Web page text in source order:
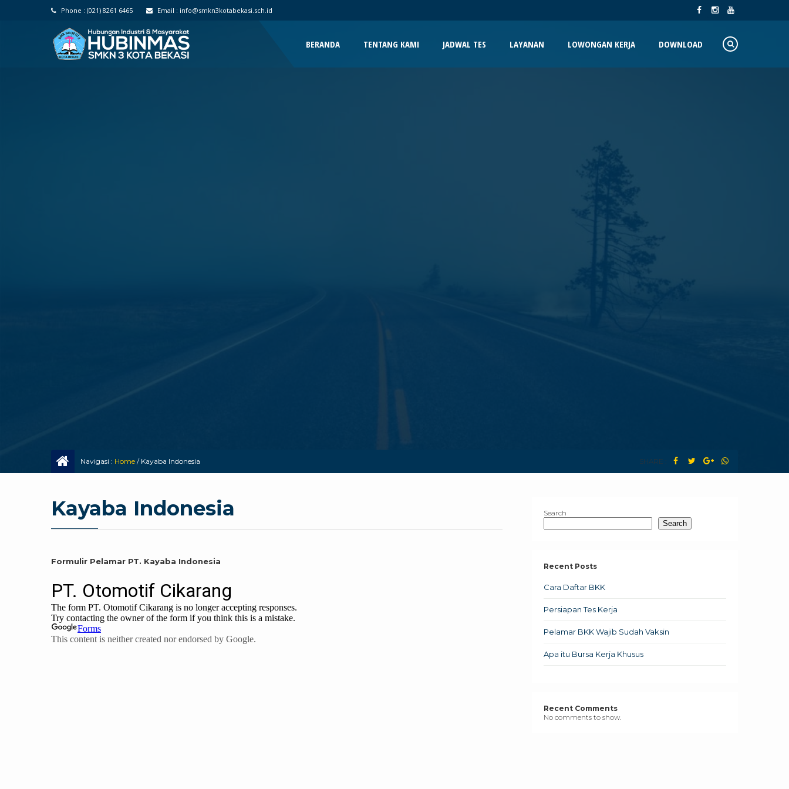
Phone : (021) 8261 6465 Email : info@smkn3kotabekasi.sch.id
BERANDA TENTANG KAMI JADWAL TES LAYANAN LOWONGAN KERJA DOWNLOAD
Navigasi : Home / Kayaba Indonesia SHARE :
Kayaba Indonesia
Formulir Pelamar PT. Kayaba Indonesia
Search
Search
Recent Posts
Cara Daftar BKK
Persiapan Tes Kerja
Pelamar BKK Wajib Sudah Vaksin
Apa itu Bursa Kerja Khusus
Recent Comments
No comments to show.